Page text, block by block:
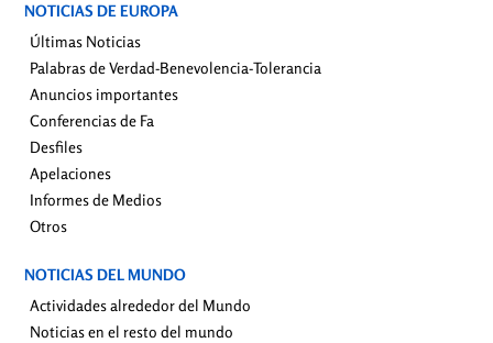
NOTICIAS DE EUROPA
Últimas Noticias
Palabras de Verdad-Benevolencia-Tolerancia
Anuncios importantes
Conferencias de Fa
Desfiles
Apelaciones
Informes de Medios
Otros
NOTICIAS DEL MUNDO
Actividades alrededor del Mundo
Noticias en el resto del mundo